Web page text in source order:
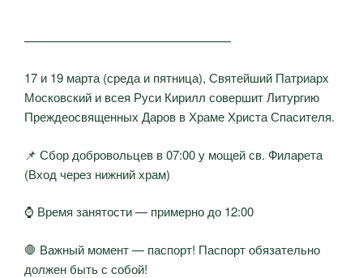
—————————————————
17 и 19 марта (среда и пятница), Святейший Патриарх
Московский и всея Руси Кирилл совершит Литургию
Преждеосвященных Даров в Храме Христа Спасителя.
📌 Сбор добровольцев в 07:00 у мощей св. Филарета
(Вход через нижний храм)
⌚ Время занятости — примерно до 12:00
🛑 Важный момент — паспорт! Паспорт обязательно
должен быть с собой!